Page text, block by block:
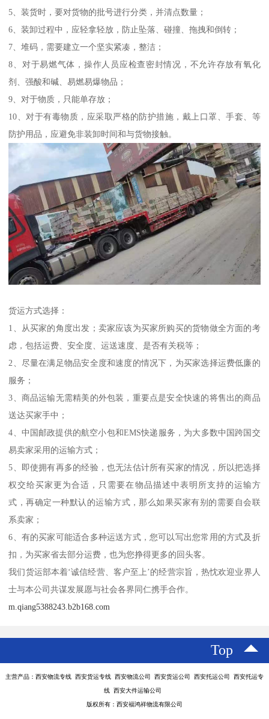
5、装货时，要对货物的批号进行分类，并清点数量；
6、装卸过程中，应轻拿轻放，防止坠落、碰撞、拖拽和倒转；
7、堆码，需要建立一个坚实紧凑，整洁；
8、对于易燃气体，操作人员应检查密封情况，不允许存放有氧化
剂、强酸和碱、易燃易爆物品；
9、对于物质，只能单存放；
10、对于有毒物质，应采取严格的防护措施，戴上口罩、手套、等
防护用品，应避免非装卸时间和与货物接触。
货运方式选择：
1、从买家的角度出发；卖家应该为买家所购买的货物做全方面的考
虑，包括运费、安全度、运送速度、是否有关税等；
2、尽量在满足物品安全度和速度的情况下，为买家选择运费低廉的
服务；
3、商品运输无需精美的外包装，重要点是安全快速的将售出的商品
送达买家手中；
4、中国邮政提供的航空小包和EMS快递服务，为大多数中国跨国交
易卖家采用的运输方式；
5、即使拥有再多的经验，也无法估计所有买家的情况，所以把选择
权交给买家更为合适，只需要在物品描述中表明所支持的运输方
式，再确定一种默认的运输方式，那么如果买家有别的需要自会联
系卖家；
6、有的买家可能适合多种运送方式，您可以写出您常用的方式及折
扣，为买家省去部分运费，也为您挣得更多的回头客。
我们货运部本着‘诚信经营、客户至上’的经营宗旨，热忱欢迎业界人
士与本公司共谋发展愿与社会各界同仁携手合作。
m.qiang5388243.b2b168.com
Top
主营产品：西安物流专线 西安货运专线 西安物流公司 西安货运公司 西安托运公司 西安托运专
线 西安大件运输公司
版权所有：西安福鸿祥物流有限公司